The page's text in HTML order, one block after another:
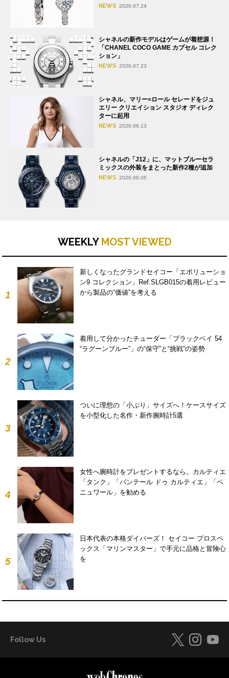
NEWS 2026.07.24
シャネルの新作モデルはゲームが着想源！
「CHANEL COCO GAME カプセル コレク
ション」
NEWS 2026.07.23
シャネル、マリー=ロール セレードをジュ
エリー クリエイション スタジオ ディレク
ターに起用
NEWS 2026.06.13
シャネルの「J12」に、マットブルーセラ
ミックスの外装をまとった新作2種が追加
NEWS 2026.06.05
WEEKLY MOST VIEWED
1
新しくなったグランドセイコー「エボリューショ
ン9 コレクション」Ref.SLGB015の着用レビュー
から製品の“価値”を考える
2
着用して分かったチューダー「ブラックベイ 54
“ラグーンブルー”」の“保守”と“挑戦”の姿勢
3
ついに理想の「小ぶり」サイズへ！ケースサイズ
を小型化した名作・新作腕時計5選
4
女性へ腕時計をプレゼントするなら。カルティエ
「タンク」「パンテール ドゥ カルティエ」「ベ
ニュワール」を勧める
5
日本代表の本格ダイバーズ！ セイコー プロスペ
ックス「マリンマスター」で手元に品格と冒険心
を
Follow Us